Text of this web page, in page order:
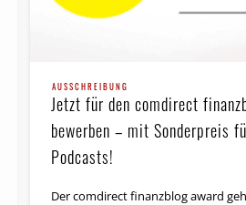
AUSSCHREIBUNG
Jetzt für den comdirect
bewerben – mit Sonderpreis
Podcasts!
Der comdirect finanzblog award